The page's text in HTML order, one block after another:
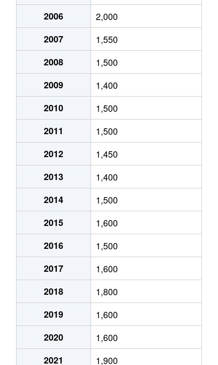
大高町
1,900万円
大高町
1,700万円
大高町
1,200万円
大高町
1,000万円
桶狭間神明
2,800万円
亀が洞
4,800万円
黒沢台
250万円
黒沢台
4,000万円
黒沢台
3,500万円
2,000万円
2,600万円
左京山
720万円
作の山町
1,800万円
1,500万円
480万円
2006
2,000
2007
1,550
2008
1,500
2009
1,400
2010
1,500
2011
1,500
2012
1,450
2013
1,400
2014
1,500
2015
1,600
2016
1,500
2017
1,600
2018
1,800
2019
1,600
2020
1,600
2021
1,900